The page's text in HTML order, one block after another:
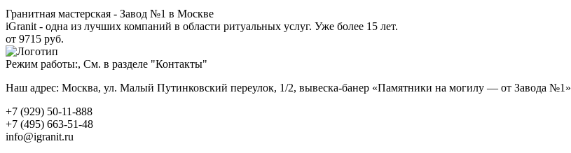
Гранитная мастерская - Завод №1 в Москве
iGranit - одна из лучших компаний в области ритуальных услуг. Уже более 15 лет.
от 9715 руб.
Режим работы:, См. в разделе "Контакты"
Наш адрес: Москва, ул. Малый Путинковский переулок, 1/2, вывеска-банер «Памятники на могилу — от Завода №1»
+7 (929) 50-11-888
+7 (495) 663-51-48
info@igranit.ru